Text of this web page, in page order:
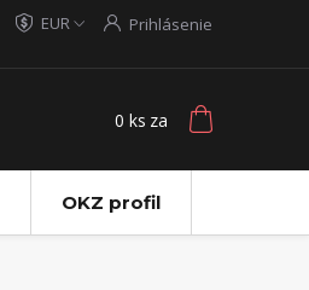
EUR Prihlásenie
0 ks za
OKZ profil